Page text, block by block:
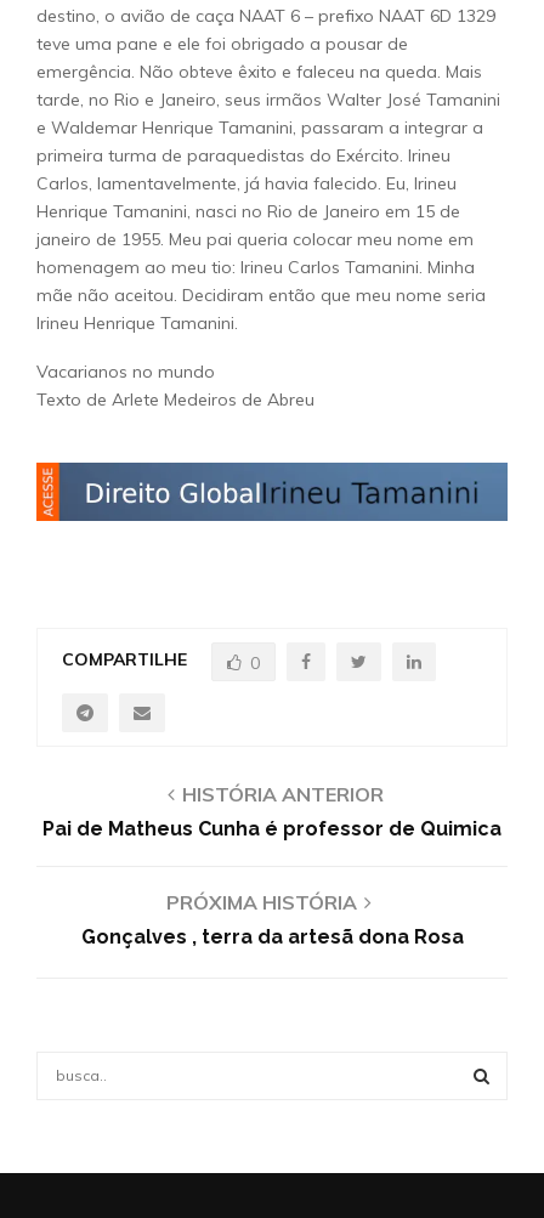
destino, o avião de caça NAAT 6 – prefixo NAAT 6D 1329
teve uma pane e ele foi obrigado a pousar de
emergência. Não obteve êxito e faleceu na queda. Mais
tarde, no Rio e Janeiro, seus irmãos Walter José Tamanini
e Waldemar Henrique Tamanini, passaram a integrar a
primeira turma de paraquedistas do Exército. Irineu
Carlos, lamentavelmente, já havia falecido. Eu, Irineu
Henrique Tamanini, nasci no Rio de Janeiro em 15 de
janeiro de 1955. Meu pai queria colocar meu nome em
homenagem ao meu tio: Irineu Carlos Tamanini. Minha
mãe não aceitou. Decidiram então que meu nome seria
Irineu Henrique Tamanini.
Vacarianos no mundo
Texto de Arlete Medeiros de Abreu
COMPARTILHE 0
HISTÓRIA ANTERIOR
Pai de Matheus Cunha é professor de Quimica
PRÓXIMA HISTÓRIA
Gonçalves , terra da artesã dona Rosa
E